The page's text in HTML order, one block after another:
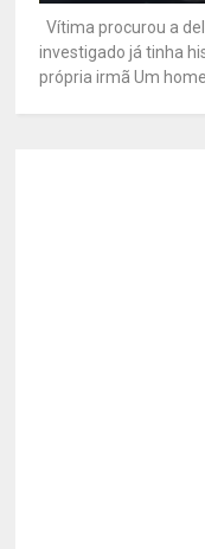
Vítima procurou a
investigado já tinha
própria irmã Um